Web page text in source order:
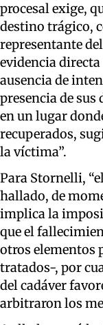
procesal exige,
destino trágico,
representante
evidencia
ausencia de
presencia de
en un lugar
recuperados,
la víctima”.
Para Stornelli,
hallado, de
implica la
que el
otros elementos
tratados-, por
del cadáver
arbitraron los